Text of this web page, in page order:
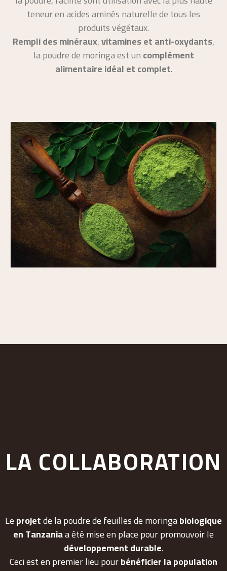
teneur en acides aminés naturelle de tous les
produits végétaux.
Rempli des minéraux,vitamines et anti-oxydants,
la poudre de moringa est uncomplément
alimentaire idéal et complet.
LA COLLABORATION
Leprojetde la poudre de feuilles de moringabiologique
en Tanzaniaa été mise en place pour promouvoir le
développement durable.
Ceci est en premier lieu pourbénéficier la population